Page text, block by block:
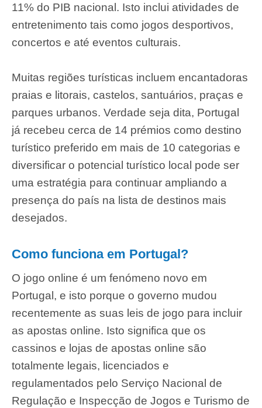
11% do PIB nacional. Isto inclui atividades de
entretenimento tais como jogos desportivos,
concertos e até eventos culturais.
Muitas regiões turísticas incluem encantadoras
praias e litorais, castelos, santuários, praças e
parques urbanos. Verdade seja dita, Portugal
já recebeu cerca de 14 prémios como destino
turístico preferido em mais de 10 categorias e
diversificar o potencial turístico local pode ser
uma estratégia para continuar ampliando a
presença do país na lista de destinos mais
desejados.
Como funciona em Portugal?
O jogo online é um fenómeno novo em
Portugal, e isto porque o governo mudou
recentemente as suas leis de jogo para incluir
as apostas online. Isto significa que os
cassinos e lojas de apostas online são
totalmente legais, licenciados e
regulamentados pelo Serviço Nacional de
Regulação e Inspecção de Jogos e Turismo de